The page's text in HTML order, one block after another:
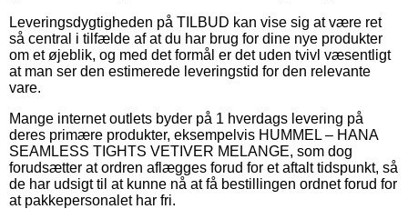
Leveringsdygtigheden på TILBUD kan vise sig at være ret
så central i tilfælde af at du har brug for dine nye produkter
om et øjeblik, og med det formål er det uden tvivl væsentligt
at man ser den estimerede leveringstid for den relevante
vare.
Mange internet outlets byder på 1 hverdags levering på
deres primære produkter, eksempelvis HUMMEL – HANA
SEAMLESS TIGHTS VETIVER MELANGE, som dog
forudsætter at ordren aflægges forud for et aftalt tidspunkt, så
de har udsigt til at kunne nå at få bestillingen ordnet forud for
at pakkepersonalet har fri.